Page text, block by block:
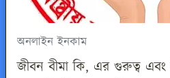
অনলাইন ইনকাম
জীবন বীমা কি, এর গুরুত্ব এবং